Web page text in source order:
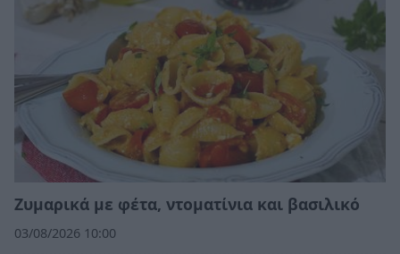
Ζυμαρικά με φέτα, ντοματίνια και βασιλικό
03/08/2026 10:00